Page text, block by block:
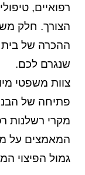
רפואיים,
הצורך. חלק
ההכרה של
שנגרם לכם.
צוות משפטי
פתיחה של
מקרי רשלנות
המאמצים על
גמול הפיצוי